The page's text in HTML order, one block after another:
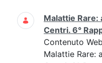
Malattie Rare:
Centri. 6°
Contenuto Web
Malattie Rare: